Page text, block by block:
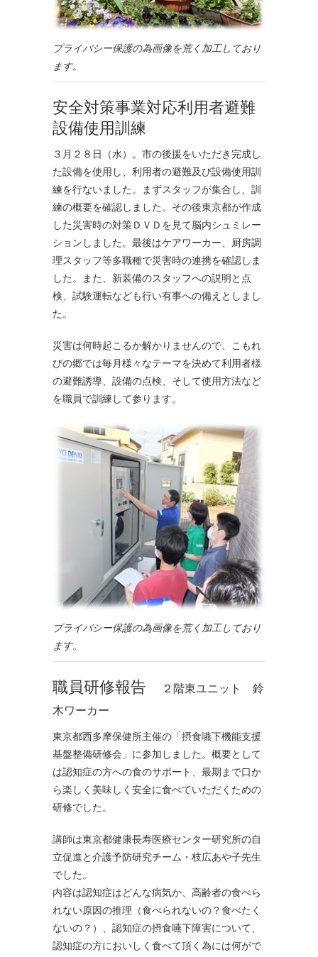
プライバシー保護の為画像を荒く加工しており
ます。
安全対策事業対応利用者避難
設備使用訓練
３月２８日（水）。市の後援をいただき完成し
た設備を使用し、利用者の避難及び設備使用訓
練を行ないました。まずスタッフが集合し、訓
練の概要を確認しました。その後東京都が作成
した災害時の対策ＤＶＤを見て脳内シュミレー
ションしました。最後はケアワーカー、厨房調
理スタッフ等多職種で災害時の連携を確認しま
した。また、新装備のスタッフへの説明と点
検、試験運転なども行い有事への備えとしまし
た。
災害は何時起こるか解かりませんので、こもれ
びの郷では毎月様々なテーマを決めて利用者様
の避難誘導、設備の点検、そして使用方法など
を職員で訓練して参ります。
プライバシー保護の為画像を荒く加工しており
ます。
職員研修報告
２階東ユニット 鈴
木ワーカー
東京都西多摩保健所主催の「摂食嚥下機能支援
基盤整備研修会」に参加しました。概要として
は認知症の方への食のサポート、最期まで口か
ら楽しく美味しく安全に食べていただくための
研修でした。
講師は東京都健康長寿医療センター研究所の自
立促進と介護予防研究チーム・枝広あや子先生
でした。
内容は認知症はどんな病気か、高齢者の食べら
れない原因の推理（食べられないの？食べたく
ないの？）、認知症の摂食嚥下障害について、
認知症の方においしく食べて頂く為には何がで